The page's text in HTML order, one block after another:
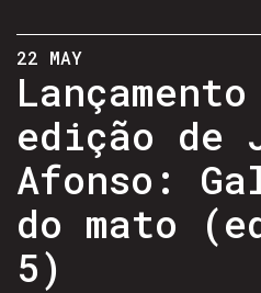
22 MAY
edição de
Afonso:
do mato
5)